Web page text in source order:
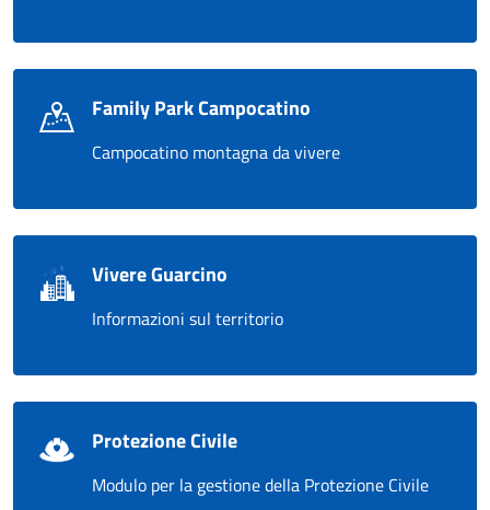
Family Park Campocatino
Campocatino montagna da vivere
Vivere Guarcino
Informazioni sul territorio
Protezione Civile
Modulo per la gestione della Protezione Civile